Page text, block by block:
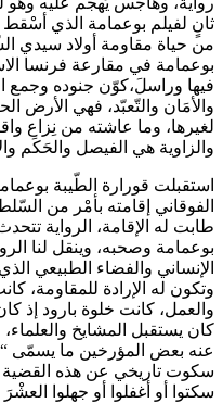
ثانٍ لفيلم بوعمامة الذي
من حياة مقاومة أولاد سيدي
بوعمامة في مقارعة فرنسا
فيها وراسلَ،كوّن جنوده وجمع
والأمَان والتّعبّد، فهي الأرض
لغيرها، وما عاشته من نِزاع
والزاوية هي الفيصل والحَكَم
استقبلت قورارة الطّيبة
الفوقاني إقامته بأمْر من
طابت له الإقامة، الرواية
بوعمامة وصحبه، وينقل لنا
الإنساني والفضاء الطبيعي
وتكون له الإرادة للمقاومة،
والعمل، كانت خلوة بارود إذ
كان يستقبل المشايخ
عنه بعض المؤرخين ما يسمّى
سكوت تاريخي عن هذه القضية
سكتوا أو أغفلوا أو جهلوا